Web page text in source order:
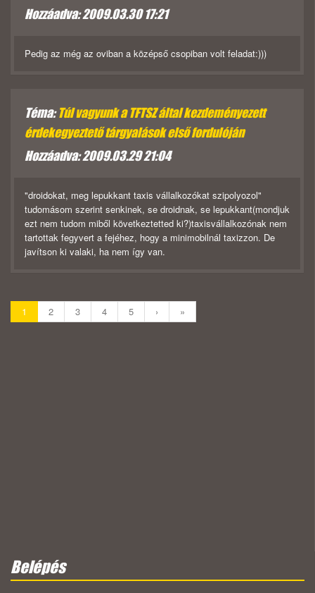
Hozzáadva: 2009.03.30 17:21
Pedig az még az oviban a középső csopiban volt feladat:)))
Téma:Túl vagyunk a TFTSZ által kezdeményezett
érdekegyeztető tárgyalások első fordulóján
Hozzáadva: 2009.03.29 21:04
"droidokat, meg lepukkant taxis vállalkozókat szipolyozol"
tudomásom szerint senkinek, se droidnak, se lepukkant(mondjuk
ezt nem tudom miből következtetted ki?)taxisvállalkozónak nem
tartottak fegyvert a fejéhez, hogy a minimobilnál taxizzon. De
javítson ki valaki, ha nem így van.
1 2 3 4 5 › »
Belépés